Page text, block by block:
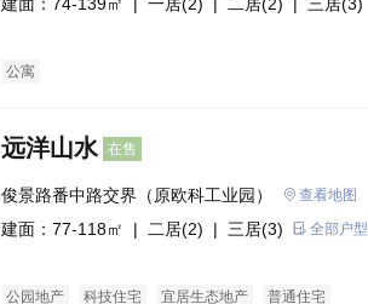
公寓
远洋山水 在售
俊景路番中路交界（原欧科工业园） 查看地图
建面：77-118㎡ | 二居(2) | 三居(3) 全部户型
公园地产 科技住宅 宜居生态地产 普通住宅